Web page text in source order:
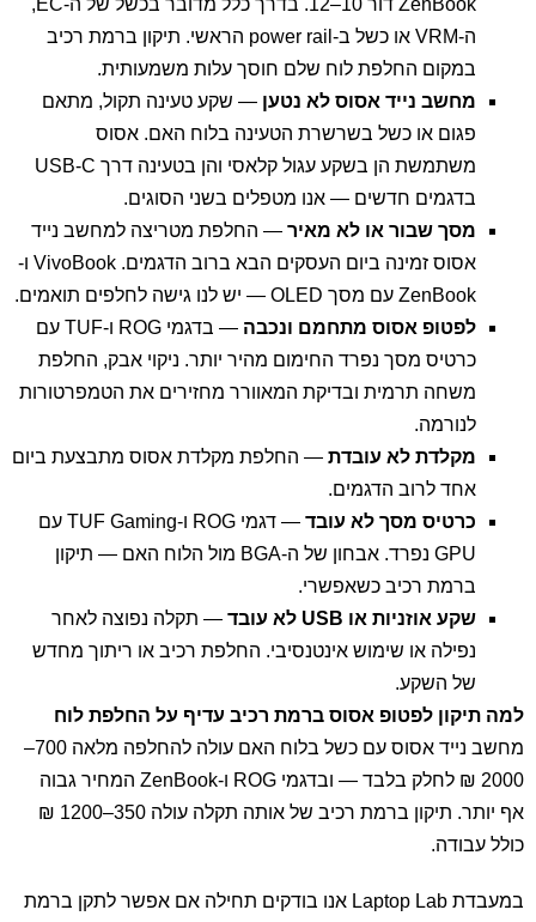
ZenBook דור 10–12. בדרך כלל מדובר בכשל של ה-EC,
ה-VRM או כשל ב-power rail הראשי. תיקון ברמת רכיב
במקום החלפת לוח שלם חוסך עלות משמעותית.
מחשב נייד אסוס לא נטען — שקע טעינה תקול, מתאם
פגום או כשל בשרשרת הטעינה בלוח האם. אסוס
משתמשת הן בשקע עגול קלאסי והן בטעינה דרך USB-C
בדגמים חדשים — אנו מטפלים בשני הסוגים.
מסך שבור או לא מאיר — החלפת מטריצה למחשב נייד
אסוס זמינה ביום העסקים הבא ברוב הדגמים. VivoBook ו-
ZenBook עם מסך OLED — יש לנו גישה לחלפים תואמים.
לפטופ אסוס מתחמם ונכבה
— בדגמי ROG ו-TUF עם
כרטיס מסך נפרד החימום מהיר יותר. ניקוי אבק, החלפת
משחה תרמית ובדיקת המאוורר מחזירים את הטמפרטורות
לנורמה.
מקלדת לא עובדת — החלפת מקלדת אסוס מתבצעת ביום
אחד לרוב הדגמים.
כרטיס מסך לא עובד
— דגמי ROG ו-TUF Gaming עם
GPU נפרד. אבחון של ה-BGA מול הלוח האם — תיקון
ברמת רכיב כשאפשרי.
שקע אוזניות או USB לא עובד
— תקלה נפוצה לאחר
נפילה או שימוש אינטנסיבי. החלפת רכיב או ריתוך מחדש
של השקע.
למה תיקון לפטופ אסוס ברמת רכיב עדיף על החלפת לוח
מחשב נייד אסוס עם כשל בלוח האם עולה להחלפה מלאה 700–
2000 ₪ לחלק בלבד — ובדגמי ROG ו-ZenBook המחיר גבוה
אף יותר. תיקון ברמת רכיב של אותה תקלה עולה 350–1200 ₪
כולל עבודה.
במעבדת Laptop Lab אנו בודקים תחילה אם אפשר לתקן ברמת